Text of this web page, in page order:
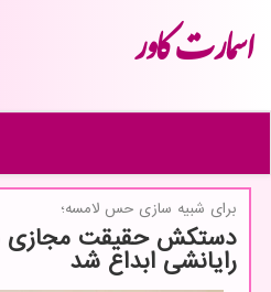
اسمارت كاور
برای شبیه سازی حس لامسه؛
دستکش حقیقت مجازی با
رایانشی ابداع شد